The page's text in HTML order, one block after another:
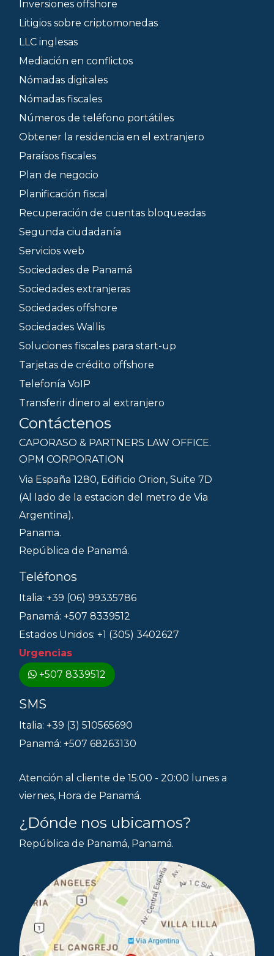
Inversiones offshore
Litigios sobre criptomonedas
LLC inglesas
Mediación en conflictos
Nómadas digitales
Nómadas fiscales
Números de teléfono portátiles
Obtener la residencia en el extranjero
Paraísos fiscales
Plan de negocio
Planificación fiscal
Recuperación de cuentas bloqueadas
Segunda ciudadanía
Servicios web
Sociedades de Panamá
Sociedades extranjeras
Sociedades offshore
Sociedades Wallis
Soluciones fiscales para start-up
Tarjetas de crédito offshore
Telefonía VoIP
Transferir dinero al extranjero
Contáctenos
CAPORASO & PARTNERS LAW OFFICE.
OPM CORPORATION
Via España 1280, Edificio Orion, Suite 7D
(Al lado de la estacion del metro de Via
Argentina).
Panama.
República de Panamá.
Teléfonos
Italia: +39 (06) 99335786
Panamá: +507 8339512
Estados Unidos: +1 (305) 3402627
Urgencias
+507 8339512
SMS
Italia: +39 (3) 510565690
Panamá: +507 68263130
Atención al cliente de 15:00 - 20:00 lunes a
viernes, Hora de Panamá.
¿Dónde nos ubicamos?
República de Panamá, Panamá.